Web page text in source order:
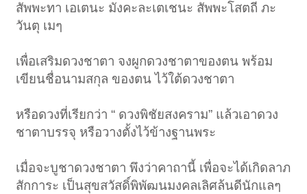
สัพพะทา เอเตนะ มังคะละเตเชนะ สัพพะโสตถี ภะ
วันตุ เมๆ
เพื่อเสริมดวงชาตา จงผูกดวงชาตาของตน พร้อม
เขียนชื่อนามสกุล ของตน ไว้ใต้ดวงชาตา
หรือดวงที่เรียกว่า “ ดวงพิชัยสงคราม” แล้วเอาดวง
ชาตาบรรจุ หรือวางตั้งไว้ข้างฐานพระ
เมื่อจะบูชาดวงชาตา พึงว่าคาถานี้ เพื่อจะได้เกิดลาภ
สักการะ เป็นสุขสวัสดิ์พิพัฒนมงคลเลิศล้นดีนักแลๆ